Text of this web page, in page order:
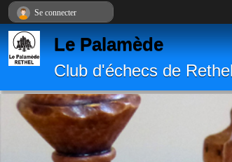
Le Palamède
Club d'échecs de
Se connecter
Panneau de gestion des cookies